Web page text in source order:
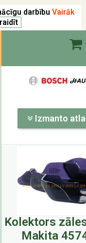
darbību Vairāk
Izmanto
Kolektors
Makita